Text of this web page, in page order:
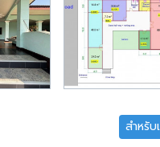
สำหรับ